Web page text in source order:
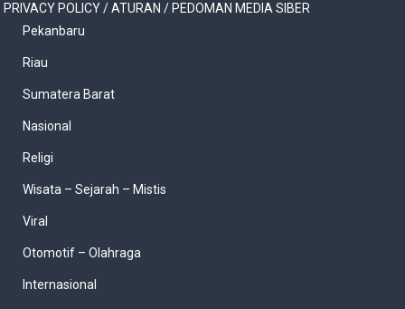
PRIVACY POLICY / ATURAN / PEDOMAN MEDIA SIBER
Pekanbaru
Riau
Sumatera Barat
Nasional
Religi
Wisata – Sejarah – Mistis
Viral
Otomotif – Olahraga
Internasional